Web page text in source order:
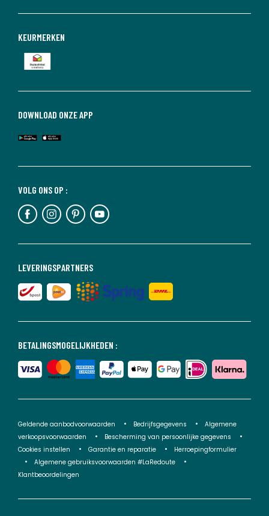
BETALINGSMOGELIJKHEDEN :
LEVERINGSPARTNERS
VOLG ONS OP :
DOWNLOAD ONZE APP
KEURMERKEN
Geldende aanbodvoorwaarden Bedrijfsgegevens
Algemene
verkoopsvoorwaarden
Bescherming van persoonlijke gegevens
Cookies instellen
Garantie en reparatie
Herroepingformulier
Algemene gebruiksvoorwaarden #LaRedoute
Klantbeoordelingen